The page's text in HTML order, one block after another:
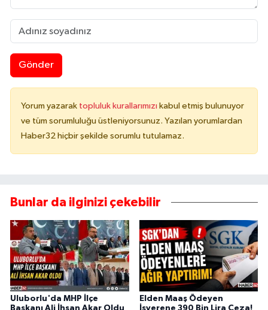
Gönder
Yorum yazarak topluluk kurallarımızı kabul etmiş bulunuyor
ve tüm sorumluluğu üstleniyorsunuz. Yazılan yorumlardan
Haber32 hiçbir şekilde sorumlu tutulamaz.
Bunlar da ilginizi çekebilir
Uluborlu'da MHP İlçe
Başkanı Ali İhsan Akar Oldu
Elden Maaş Ödeyen
İşverene 390 Bin Lira Ceza!